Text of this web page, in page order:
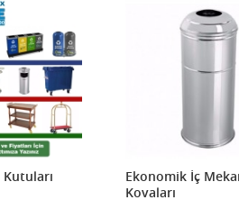
Ekonomik İç
Kovaları